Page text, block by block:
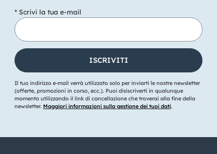
* Scrivi la tua e-mail
Il tuo indirizzo e-mail verrà utilizzato solo per inviarti le nostre newsletter
(offerte, promozioni in corso, ecc.). Puoi disiscriverti in qualunque
momento utilizzando il link di cancellazione che troverai alla fine della
newsletter. Maggiori informazioni sulla gestione dei tuoi dati.